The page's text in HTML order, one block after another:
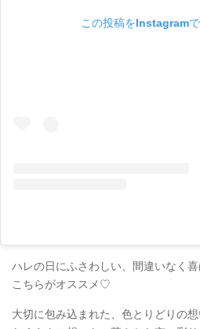
この投稿をInstagram
ハレの日にふさわしい、間違いなく
こちらがオススメ♡
大切に包み込まれた、色とりどりの